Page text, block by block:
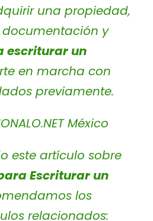
una propiedad,
y
escriturar un
en marcha con
previamente.
México
este artículo sobre
Escriturar un
los
relacionados: